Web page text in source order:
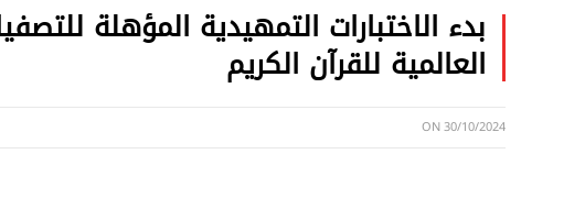
بدء الاختبارات التمهيدية المؤهلة
العالمية للقرآن الكريم
ON30/10/2024